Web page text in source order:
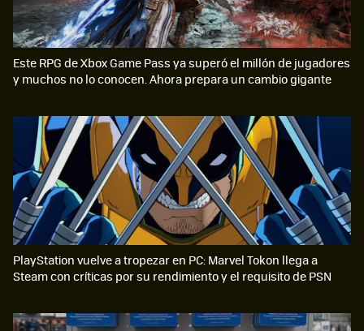
Este RPG de Xbox Game Pass ya superó el millón de jugadores
y muchos no lo conocen. Ahora prepara un cambio gigante
PlayStation vuelve a tropezar en PC: Marvel Tokon llega a
Steam con críticas por su rendimiento y el requisito de PSN